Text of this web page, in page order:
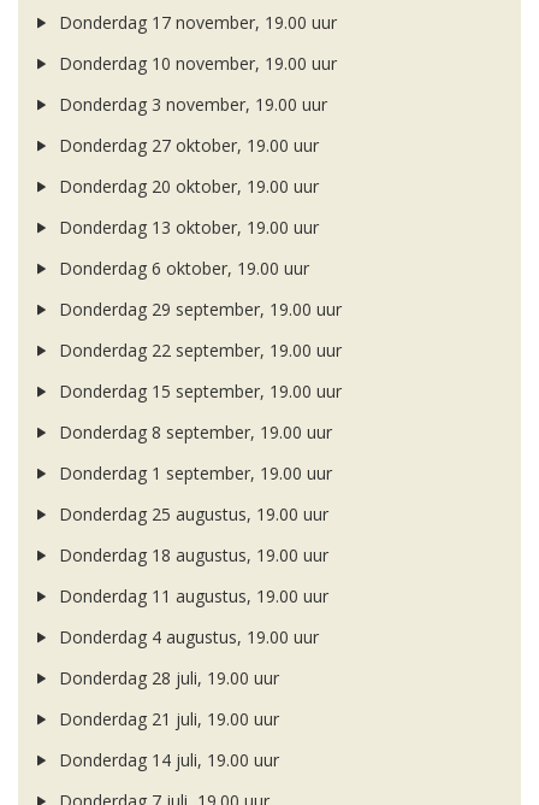
Donderdag 17 november, 19.00 uur
Donderdag 10 november, 19.00 uur
Donderdag 3 november, 19.00 uur
Donderdag 27 oktober, 19.00 uur
Donderdag 20 oktober, 19.00 uur
Donderdag 13 oktober, 19.00 uur
Donderdag 6 oktober, 19.00 uur
Donderdag 29 september, 19.00 uur
Donderdag 22 september, 19.00 uur
Donderdag 15 september, 19.00 uur
Donderdag 8 september, 19.00 uur
Donderdag 1 september, 19.00 uur
Donderdag 25 augustus, 19.00 uur
Donderdag 18 augustus, 19.00 uur
Donderdag 11 augustus, 19.00 uur
Donderdag 4 augustus, 19.00 uur
Donderdag 28 juli, 19.00 uur
Donderdag 21 juli, 19.00 uur
Donderdag 14 juli, 19.00 uur